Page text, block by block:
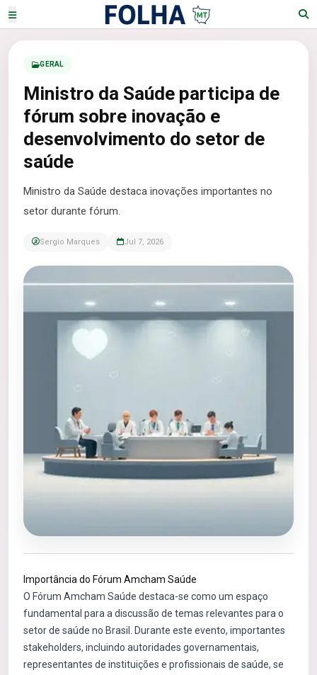
GERAL
Ministro da Saúde participa de
fórum sobre inovação e
desenvolvimento do setor de
saúde
Ministro da Saúde destaca inovações importantes no
setor durante fórum.
Sergio Marques Jul 7, 2026
Importância do Fórum Amcham Saúde
O Fórum Amcham Saúde destaca-se como um espaço
fundamental para a discussão de temas relevantes para o
setor de saúde no Brasil. Durante este evento, importantes
stakeholders, incluindo autoridades governamentais,
representantes de instituições e profissionais de saúde, se